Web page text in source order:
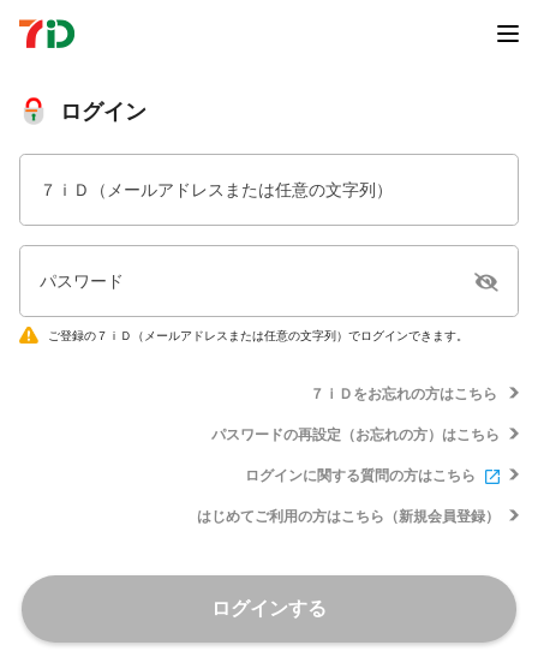
ログイン
７ｉＤ（メールアドレスまたは任意の文字列）
パスワード
ご登録の７ｉＤ（メールアドレスまたは任意の文字列）でログインできます。
７ｉＤをお忘れの方はこちら
パスワードの再設定（お忘れの方）はこちら
ログインに関する質問の方はこちら
はじめてご利用の方はこちら（新規会員登録）
ログインする